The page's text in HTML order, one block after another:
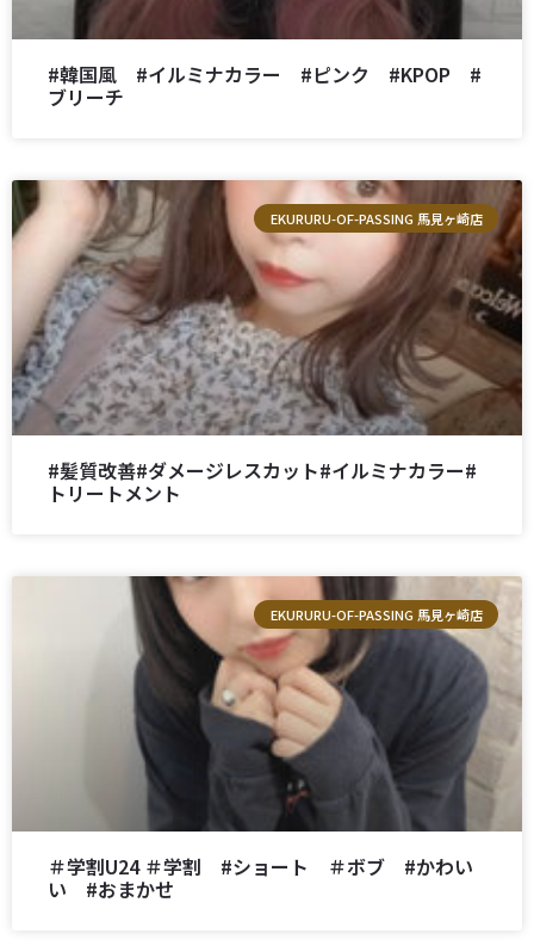
#韓国風 #イルミナカラー #ピンク #KPOP #
ブリーチ
EKURURU-OF-PASSING 馬見ヶ崎店
#髪質改善#ダメージレスカット#イルミナカラー#
トリートメント
EKURURU-OF-PASSING 馬見ヶ崎店
＃学割U24 ＃学割 #ショート ＃ボブ #かわい
い #おまかせ